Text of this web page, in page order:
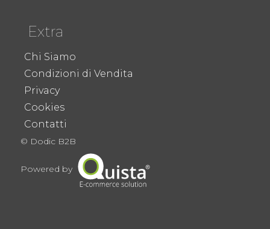
Extra
Chi Siamo
Condizioni di Vendita
Privacy
Cookies
Contatti
© Dodic B2B
Powered by